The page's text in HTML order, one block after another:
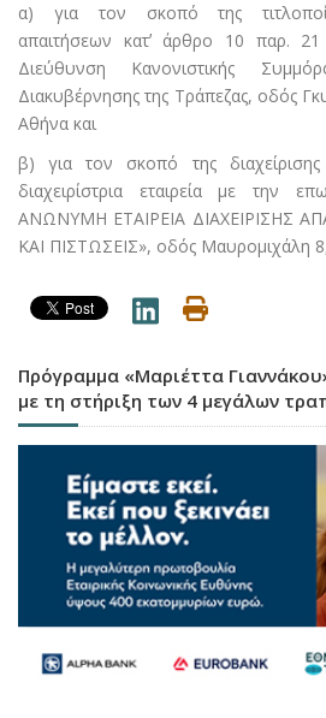
α) για τον σκοπό της
απαιτήσεων κατʼ άρθρο 10 παρ.
Διεύθυνση Κανονιστικής
Διακυβέρνησης της Τράπεζας, οδός
Αθήνα και
β) για τον σκοπό της
διαχειρίστρια εταιρεία με την
ΑΝΩΝΥΜΗ ΕΤΑΙΡΕΙΑ ΔΙΑΧΕΙΡΙΣΗΣ
ΚΑΙ ΠΙΣΤΩΣΕΙΣ», οδός Μαυρομιχάλη
Πρόγραμμα «Μαριέττα
με τη στήριξη των 4 μεγάλων